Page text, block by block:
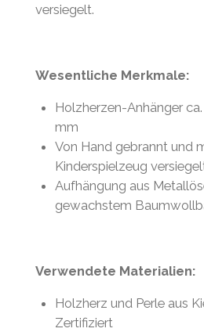
versiegelt.
Wesentliche Merkmale:
Holzherzen-Anhänger
mm
Von Hand gebrannt und
Kinderspielzeug
Aufhängung aus
gewachstem
Verwendete Materialien:
Holzherz und Perle aus
Zertifiziert